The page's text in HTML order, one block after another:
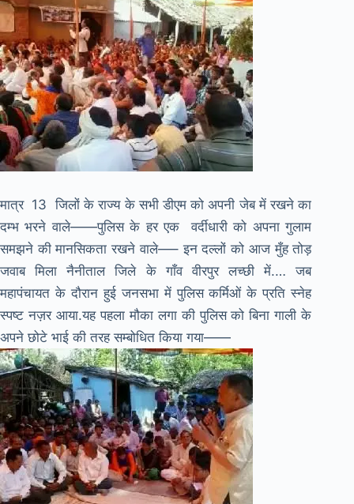
मात्र 13 जिलों के राज्य के सभी डीएम को अपनी जेब में रखने का
दम्भ भरने वाले——पुलिस के हर एक वर्दीधारी को अपना गुलाम
समझने की मानसिकता रखने वाले—– इन दल्लों को आज मुँह तोड़
जवाब मिला नैनीताल जिले के गाँव वीरपुर लच्छी में.… जब
महापंचायत के दौरान हुई जनसभा में पुलिस कर्मिओं के प्रति स्नेह
स्पष्ट नज़र आया.यह पहला मौका लगा की पुलिस को बिना गाली के
अपने छोटे भाई की तरह सम्बोधित किया गया——